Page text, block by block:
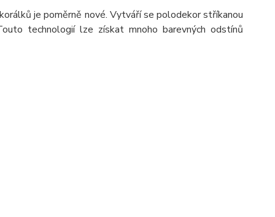
je poměrně nové. Vytváří se polodekor stříkanou
technologií lze získat mnoho barevných odstínů